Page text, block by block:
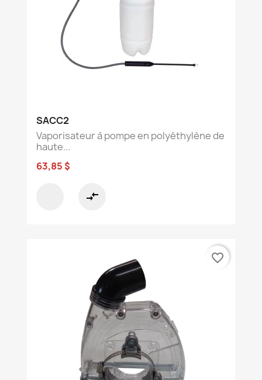
SACC2
Vaporisateur à pompe en polyéthylène de
haute...
63,85 $
compare_arrows
favorite_border